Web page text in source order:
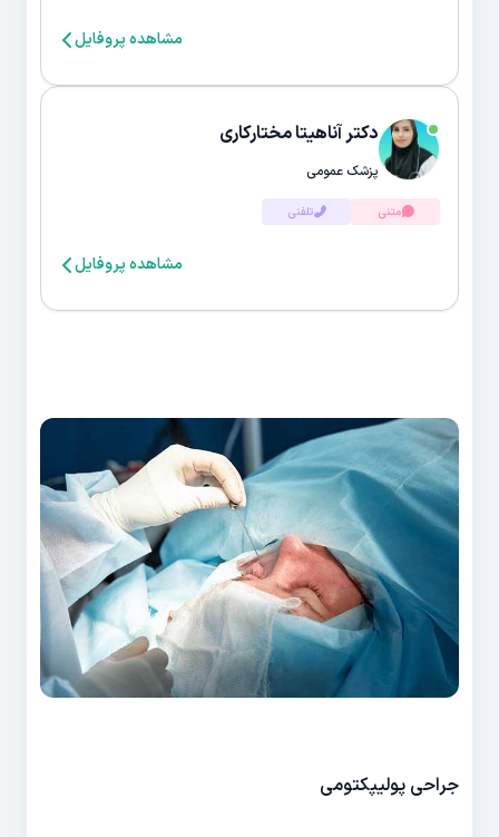
مشاهده پروفایل
دکتر آناهیتا مختارکاری
پزشک عمومی
متنی تلفنی
مشاهده پروفایل
جراحی پولیپکتومی